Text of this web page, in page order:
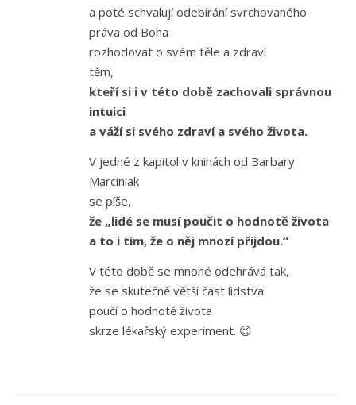
a poté schvalují odebírání svrchovaného
práva od Boha
rozhodovat o svém těle a zdraví
těm,
kteří si i v této době zachovali správnou
intuici
a váží si svého zdraví a svého života.
V jedné z kapitol v knihách od Barbary
Marciniak
se píše,
že „lidé se musí poučit o hodnotě života
a to i tím, že o něj mnozí přijdou.“
V této době se mnohé odehrává tak,
že se skutečně větší část lidstva
poučí o hodnotě života
skrze lékařský experiment. 😉